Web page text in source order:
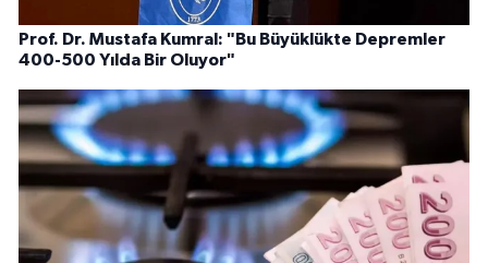
Prof. Dr. Mustafa Kumral: "Bu Büyüklükte Depremler
400-500 Yılda Bir Oluyor"